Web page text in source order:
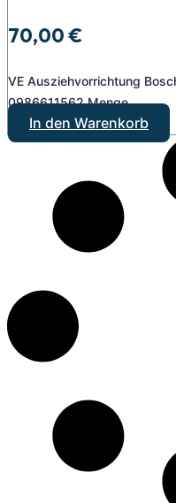
70,00€
VE Ausziehvorrichtung
0986611562 Menge
In den Warenkorb